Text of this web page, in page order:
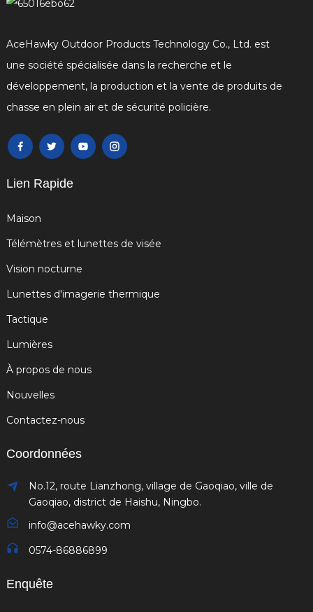
AceHawky Outdoor Products Technology Co., Ltd. est
une société spécialisée dans la recherche et le
développement, la production et la vente de produits de
chasse en plein air et de sécurité policière.
Lien Rapide
Maison
Télémètres et lunettes de visée
Vision nocturne
Lunettes d'imagerie thermique
Tactique
Lumières
À propos de nous
Nouvelles
Contactez-nous
Coordonnées
No.12, route Lianzhong, village de Gaoqiao, ville de
Gaoqiao, district de Haishu, Ningbo.
info@acehawky.com
0574-86886899
Enquête